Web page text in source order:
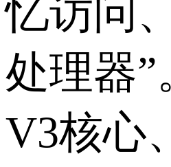
忆访问
处理器”
V3核心、